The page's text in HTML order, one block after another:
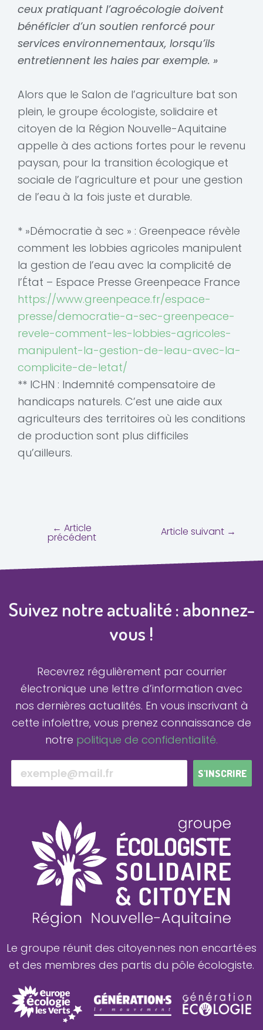
ceux pratiquant l’agroécologie doivent
bénéficier d’un soutien renforcé pour
services environnementaux, lorsqu’ils
entretiennent les haies par exemple. »
Alors que le Salon de l’agriculture bat son
plein, le groupe écologiste, solidaire et
citoyen de la Région Nouvelle-Aquitaine
appelle à des actions fortes pour le revenu
paysan, pour la transition écologique et
sociale de l’agriculture et pour une gestion
de l’eau à la fois juste et durable.
* »Démocratie à sec » : Greenpeace révèle
comment les lobbies agricoles manipulent
la gestion de l’eau avec la complicité de
l’État – Espace Presse Greenpeace France
https://www.greenpeace.fr/espace-
presse/democratie-a-sec-greenpeace-
revele-comment-les-lobbies-agricoles-
manipulent-la-gestion-de-leau-avec-la-
complicite-de-letat/
** ICHN : Indemnité compensatoire de
handicaps naturels. C’est une aide aux
agriculteurs des territoires où les conditions
de production sont plus difficiles
qu’ailleurs.
← Article
précédent Article suivant →
Suivez notre actualité : abonnez-
vous !
Recevrez régulièrement par courrier
électronique une lettre d’information avec
nos dernières actualités. En vous inscrivant à
cette infolettre, vous prenez connaissance de
notre politique de confidentialité.
S'INSCRIRE
Le groupe réunit des citoyen·nes non encarté·es
et des membres des partis du pôle écologiste.